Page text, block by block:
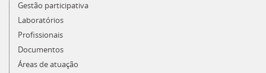
Gestão participativa
Laboratórios
Profissionais
Documentos
Áreas de atuação